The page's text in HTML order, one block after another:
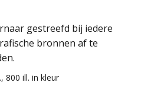
gestreefd bij iedere
bronnen af te
800 ill. in kleur